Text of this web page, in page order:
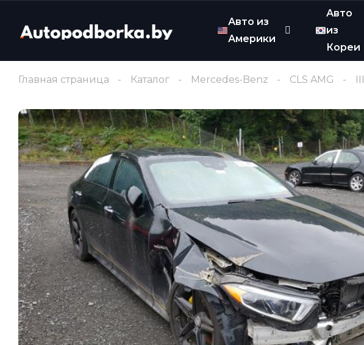
Авто из
Америки
Авто
из
Кореи
Главная страница Каталог Mercedes-Benz CLS AMG III